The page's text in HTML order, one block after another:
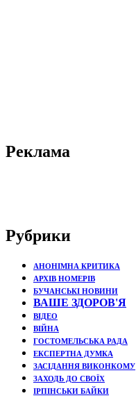
Реклама
Рубрики
АНОНІМНА КРИТИКА
АРХІВ НОМЕРІВ
БУЧАНСЬКІ НОВИНИ
ВАШЕ ЗДОРОВ'Я
ВІДЕО
ВІЙНА
ГОСТОМЕЛЬСЬКА РАДА
ЕКСПЕРТНА ДУМКА
ЗАСІДАННЯ ВИКОНКОМУ
ЗАХОДЬ ДО СВОЇХ
ІРПІНСЬКИ БАЙКИ